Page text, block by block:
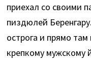
приехал со своими
пиздюлей
острога и прямо
крепкому мужскому